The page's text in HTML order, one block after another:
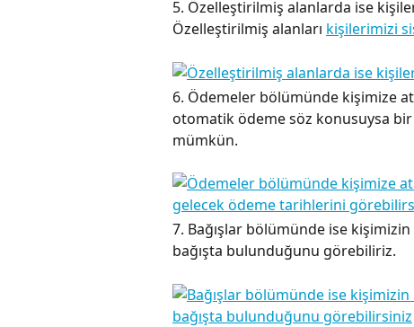
5. Özelleştirilmiş alanlarda ise
Özelleştirilmiş alanları kişilerimizi
6. Ödemeler bölümünde kişimize
otomatik ödeme söz konusuysa
mümkün.
7. Bağışlar bölümünde ise
bağışta bulunduğunu görebiliriz.